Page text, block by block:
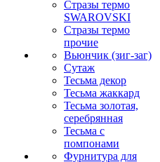
Стразы термо
SWAROVSKI
Стразы термо
прочие
Вьюнчик (зиг-заг)
Сутаж
Тесьма декор
Тесьма жаккард
Тесьма золотая,
серебрянная
Тесьма с
помпонами
Фурнитура для